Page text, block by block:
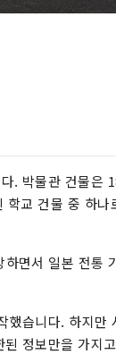
. 박물관 건물은
교 건물 중 하나
면서 일본 전통
습니다. 하지만
정보만을 가지